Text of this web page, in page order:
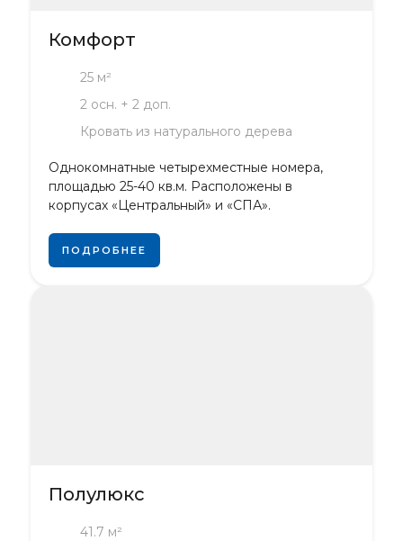
Комфорт
25 м²
2 осн. + 2 доп.
Кровать из натурального дерева
Однокомнатные четырехместные номера,
площадью 25-40 кв.м. Расположены в
корпусах «Центральный» и «СПА».
ПОДРОБНЕЕ
Полулюкс
41.7 м²